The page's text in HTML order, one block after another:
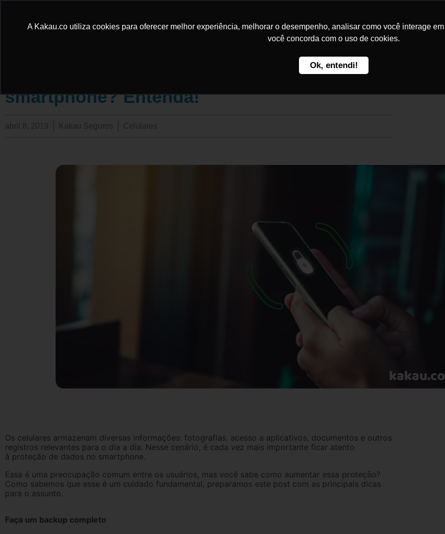
A Kakau.co utiliza cookies para oferecer melhor experiência, melhorar o desempenho, analisar como você interage
você concorda com o uso de cookies.
Ok, entendi!
Como aumentar a proteção de dados no
smartphone? Entenda!
abril 8, 2019 Kakau Seguros Celulares
Os celulares armazenam diversas informações: fotografias, acesso a aplicativos, documentos e outros
registros relevantes para o dia a dia. Nesse cenário, é cada vez mais importante ficar atento
à proteção de dados no smartphone.
Essa é uma preocupação comum entre os usuários, mas você sabe como aumentar essa proteção?
Como sabemos que esse é um cuidado fundamental, preparamos este post com as principais dicas
para o assunto.
Faça um backup completo